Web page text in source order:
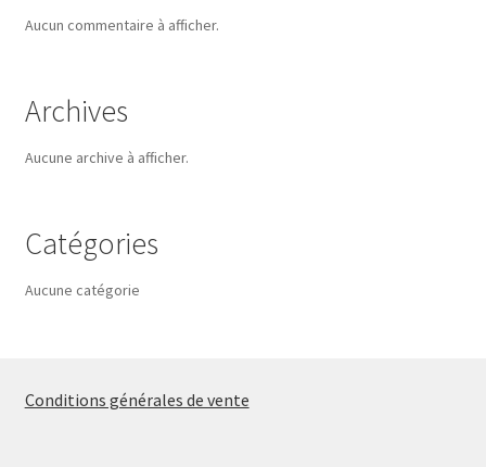
Aucun commentaire à afficher.
Archives
Aucune archive à afficher.
Catégories
Aucune catégorie
Conditions générales de vente